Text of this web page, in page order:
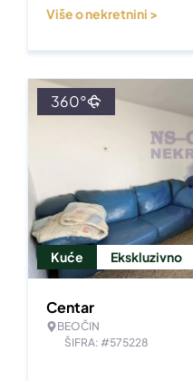
Više o nekretnini >
Kuće Ekskluzivno
360°
Centar
BEOČIN
ŠIFRA: #575228